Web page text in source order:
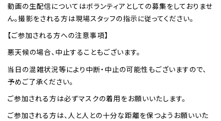
動画の生配信についてはボランティアとしての募集をしておりませ
ん。撮影をされる方は現場スタッフの指示に従ってください。
【ご参加される方への注意事項】
悪天候の場合、中止することもございます。
当日の混雑状況等により中断・中止の可能性もございますので、
予めご了承ください。
ご参加される方は必ずマスクの着用をお願いいたします。
ご参加される方は、人と人との十分な距離を保つようお願いいた